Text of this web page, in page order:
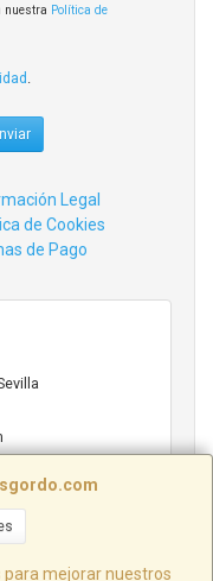
mejorar nuestros
nuestra Política de
Legal
de Cookies
de Pago